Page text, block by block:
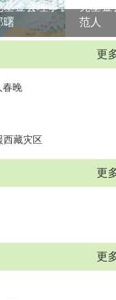
基金会理事长
曙
究基金
范人
更
春晚
西藏灾区
更
更